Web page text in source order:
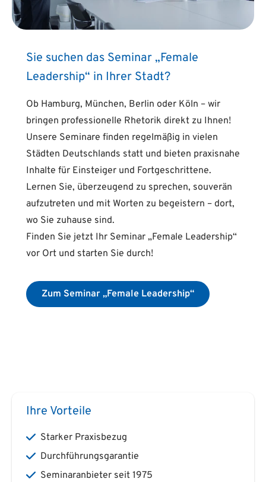
Sie suchen das Seminar „Female
Leadership“ in Ihrer Stadt?
Ob Hamburg, München, Berlin oder Köln – wir
bringen professionelle Rhetorik direkt zu Ihnen!
Unsere Seminare finden regelmäßig in vielen
Städten Deutschlands statt und bieten praxisnahe
Inhalte für Einsteiger und Fortgeschrittene.
Lernen Sie, überzeugend zu sprechen, souverän
aufzutreten und mit Worten zu begeistern – dort,
wo Sie zuhause sind.
Finden Sie jetzt Ihr Seminar „Female Leadership“
vor Ort und starten Sie durch!
Zum Seminar „Female Leadership“
Ihre Vorteile
Starker Praxisbezug
Durchführungsgarantie
Seminaranbieter seit 1975